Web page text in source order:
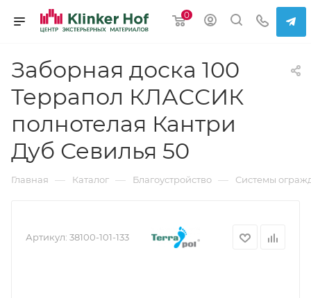
0
Заборная доска 100
Террапол КЛАССИК
полнотелая Кантри
Дуб Севилья 50
Главная — Каталог — Благоустройство — Системы
Артикул: 38100-101-133